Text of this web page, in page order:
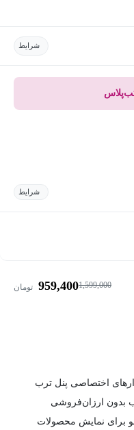
شرایط
شرایط
1,599,000
959,400 تومان
اختصاصی پنل ترب
بدون ارزان‌فروشی
برای نمایش محصولات